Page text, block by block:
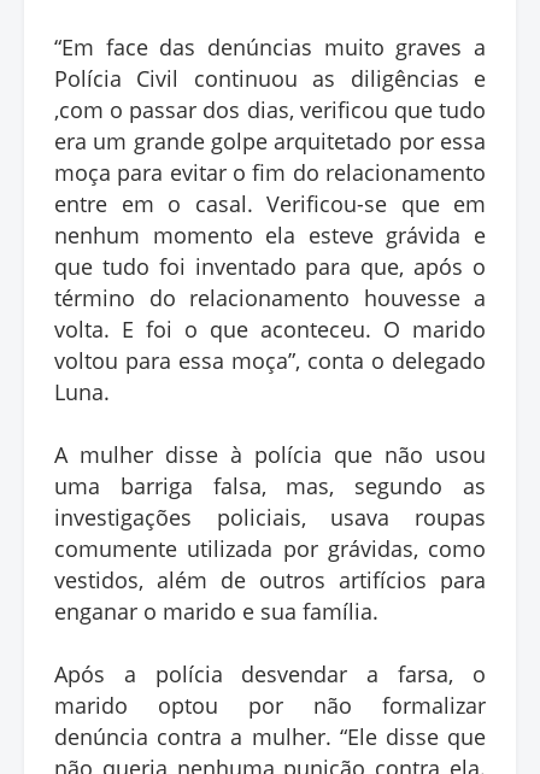
“Em face das denúncias muito graves a
Polícia Civil continuou as diligências e
,com o passar dos dias, verificou que tudo
era um grande golpe arquitetado por essa
moça para evitar o fim do relacionamento
entre em o casal. Verificou-se que em
nenhum momento ela esteve grávida e
que tudo foi inventado para que, após o
término do relacionamento houvesse a
volta. E foi o que aconteceu. O marido
voltou para essa moça”, conta o delegado
Luna.
A mulher disse à polícia que não usou
uma barriga falsa, mas, segundo as
investigações policiais, usava roupas
comumente utilizada por grávidas, como
vestidos, além de outros artifícios para
enganar o marido e sua família.
Após a polícia desvendar a farsa, o
marido optou por não formalizar
denúncia contra a mulher. “Ele disse que
não queria nenhuma punição contra ela.